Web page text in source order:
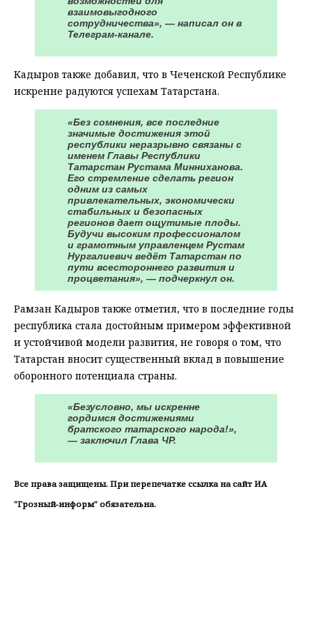
взаимовыгодного
сотрудничества», — написал он в
Телеграм-канале.
Кадыров также добавил, что в Чеченской Республике
искренне радуются успехам Татарстана.
«Без сомнения, все последние
значимые достижения этой
республики неразрывно связаны с
именем Главы Республики
Татарстан Рустама Минниханова.
Его стремление сделать регион
одним из самых
привлекательных, экономически
стабильных и безопасных
регионов дает ощутимые плоды.
Будучи высоким профессионалом
и грамотным управленцем Рустам
Нургалиевич ведёт Татарстан по
пути всестороннего развития и
процветания», — подчеркнул он.
Рамзан Кадыров также отметил, что в последние годы
республика стала достойным примером эффективной
и устойчивой модели развития, не говоря о том, что
Татарстан вносит существенный вклад в повышение
оборонного потенциала страны.
«Безусловно, мы искренне
гордимся достижениями
братского татарского народа!»,
— заключил Глава ЧР. ⠀
Все права защищены. При перепечатке ссылка на сайт ИА
"Грозный-информ" обязательна.